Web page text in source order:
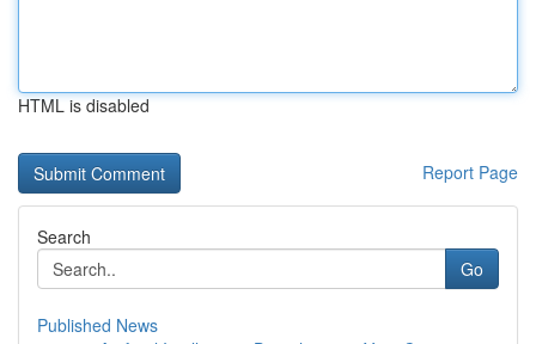
HTML is disabled
Report Page
Search
Go
Published News